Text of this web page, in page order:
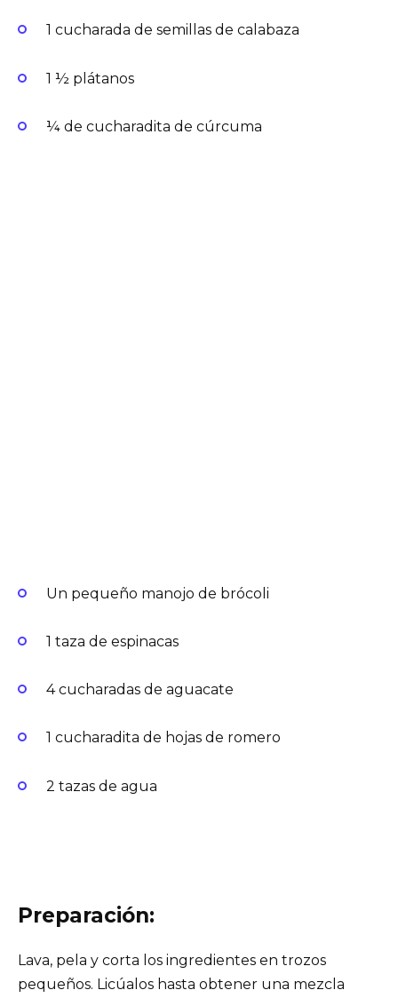
1 cucharada de semillas de calabaza
1 ½ plátanos
¼ de cucharadita de cúrcuma
Un pequeño manojo de brócoli
1 taza de espinacas
4 cucharadas de aguacate
1 cucharadita de hojas de romero
2 tazas de agua
Preparación:
Lava, pela y corta los ingredientes en trozos
pequeños. Licúalos hasta obtener una mezcla